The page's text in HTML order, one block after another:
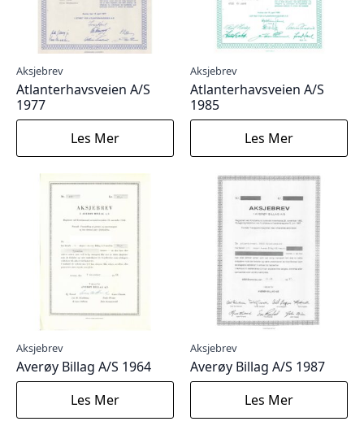
Aksjebrev
Atlanterhavsveien A/S
1977
Les Mer
Aksjebrev
Atlanterhavsveien A/S
1985
Les Mer
Aksjebrev
Averøy Billag A/S 1964
Les Mer
Aksjebrev
Averøy Billag A/S 1987
Les Mer